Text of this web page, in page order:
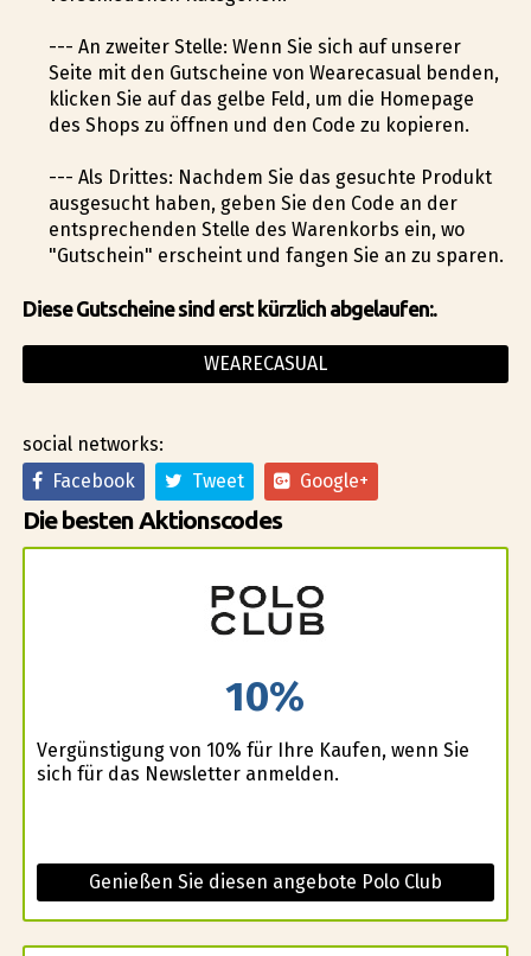
--- An zweiter Stelle: Wenn Sie sich auf unserer
Seite mit den Gutscheine von Wearecasual befinden,
klicken Sie auf das gelbe Feld, um die Homepage
des Shops zu öffnen und den Code zu kopieren.
--- Als Drittes: Nachdem Sie das gesuchte Produkt
ausgesucht haben, geben Sie den Code an der
entsprechenden Stelle des Warenkorbs ein, wo
"Gutschein" erscheint und fangen Sie an zu sparen.
Diese Gutscheine sind erst kürzlich abgelaufen:.
WEARECASUAL
social networks:
Facebook
Tweet Google+
Die besten Aktionscodes
10%
Vergünstigung von 10% für Ihre Kaufen, wenn Sie
sich für das Newsletter anmelden.
Genießen Sie diesen angebote Polo Club